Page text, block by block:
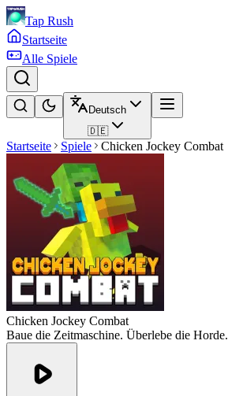
Tap Rush
Startseite
Alle Spiele
Deutsch
🇩🇪
Startseite Spiele Chicken Jockey Combat
Chicken Jockey Combat
Baue die Zeitmaschine. Überlebe die Horde.